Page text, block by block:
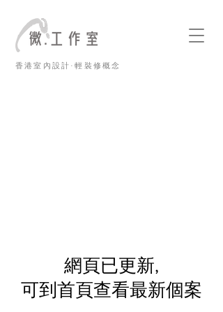
香港室內設計·輕裝修概念
​網頁已更新,
可到首頁查看最新個案